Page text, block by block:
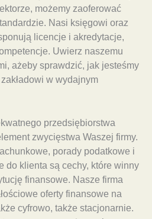
możemy zaoferować
Nasi księgowi oraz
licencje i akredytacje,
Uwierz naszemu
ażeby sprawdzić, jak jesteśmy
w wydajnym
przedsiębiorstwa
zwycięstwa Waszej firmy.
porady podatkowe i
do klienta są cechy, które winny
finansowe. Nasze firma
oferty finansowe na
cyfrowo, także stacjonarnie.